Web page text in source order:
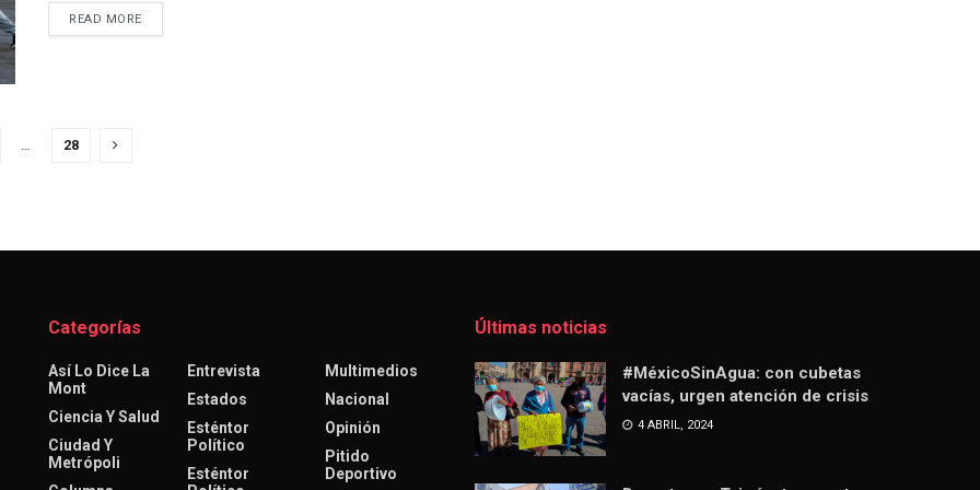
READ MOREDETAILS
28
Categorías
Así Lo Dice La
Mont
Ciencia Y Salud
Ciudad Y
Metrópoli
Entrevista
Estados
Esténtor
Político
Esténtor
Multimedios
Nacional
Opinión
Pitido
Deportivo
Últimas noticias
#MéxicoSinAgua: con cubetas
vacías, urgen atención de crisis
4 ABRIL, 2024